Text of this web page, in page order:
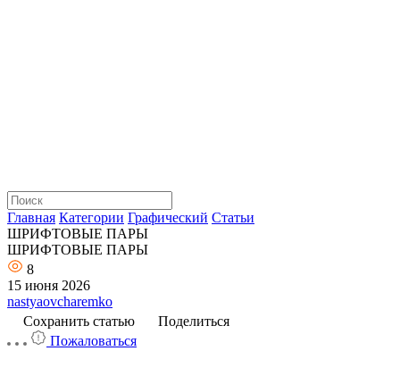
Главная Категории Графический Статьи
ШРИФТОВЫЕ ПАРЫ
ШРИФТОВЫЕ ПАРЫ
8
15 июня 2026
nastyaovcharemko
Сохранить статью
Поделиться
Пожаловаться